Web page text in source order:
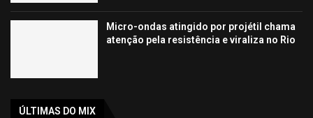
Micro-ondas atingido por projétil chama
atenção pela resistência e viraliza no Rio
ÚLTIMAS DO MIX